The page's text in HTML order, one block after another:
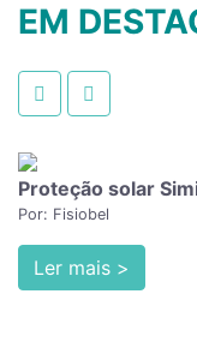
EM
Proteção solar
Por: Fisiobel
Ler mais >